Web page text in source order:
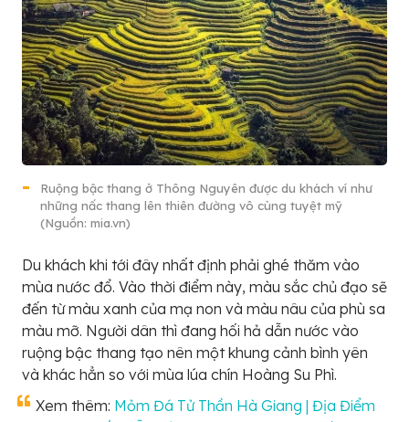
Ruộng bậc thang ở Thông Nguyên được du khách ví như
những nấc thang lên thiên đường vô cùng tuyệt mỹ
(Nguồn: mia.vn)
Du khách khi tới đây nhất định phải ghé thăm vào
mùa nước đổ. Vào thời điểm này, màu sắc chủ đạo sẽ
đến từ màu xanh của mạ non và màu nâu của phù sa
màu mỡ. Người dân thì đang hối hả dẫn nước vào
ruộng bậc thang tạo nên một khung cảnh bình yên
và khác hẳn so với mùa lúa chín Hoàng Su Phì.
Xem thêm: Mỏm Đá Tử Thần Hà Giang | Địa Điểm